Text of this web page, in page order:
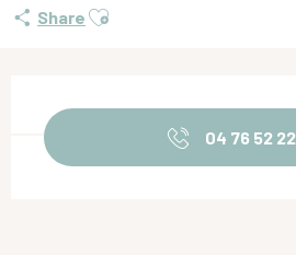
Share Ajouter aux favoris
04 76 52 22